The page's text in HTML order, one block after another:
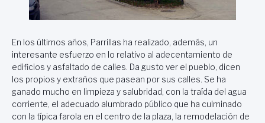
En los últimos años, Parrillas ha realizado, además, un
interesante esfuerzo en lo relativo al adecentamiento de
edificios y asfaltado de calles. Da gusto ver el pueblo, dicen
los propios y extraños que pasean por sus calles. Se ha
ganado mucho en limpieza y salubridad, con la traída del agua
corriente, el adecuado alumbrado público que ha culminado
con la típica farola en el centro de la plaza, la remodelación de